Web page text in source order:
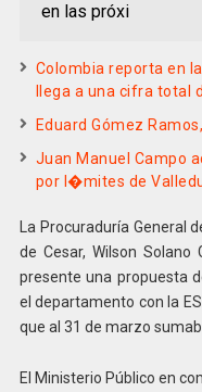
en las próxi
Colombia reporta en
llega a una cifra total
Eduard Gómez
Juan Manuel Campo
por l�mites de
La Procuraduría General
de Cesar, Wilson
presente una propuesta
el departamento con la
que al 31 de marzo
El Ministerio Público en